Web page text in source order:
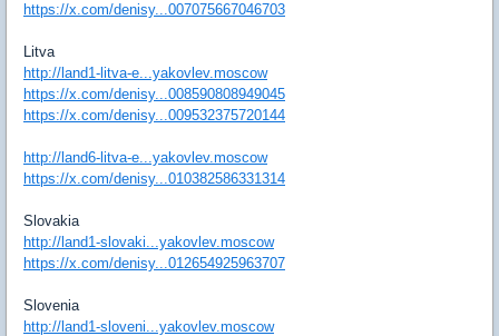
https://x.com/denisy...007075667046703
Litva
http://land1-litva-e...yakovlev.moscow
https://x.com/denisy...008590808949045
https://x.com/denisy...009532375720144
http://land6-litva-e...yakovlev.moscow
https://x.com/denisy...010382586331314
Slovakia
http://land1-slovaki...yakovlev.moscow
https://x.com/denisy...012654925963707
Slovenia
http://land1-sloveni...yakovlev.moscow